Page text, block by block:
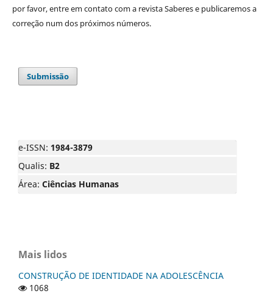
por favor, entre em contato com a revista Saberes e publicaremos a
correção num dos próximos números.
Submissão
e-ISSN: 1984-3879
Qualis: B2
Área: Ciências Humanas
Mais lidos
CONSTRUÇÃO DE IDENTIDADE NA ADOLESCÊNCIA
1068